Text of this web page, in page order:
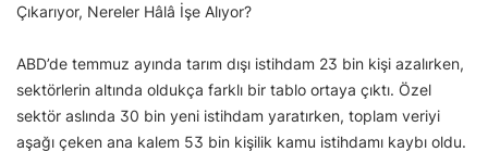
Çıkarıyor, Nereler Hâlâ İşe Alıyor?
ABD’de temmuz ayında tarım dışı istihdam 23 bin kişi azalırken,
sektörlerin altında oldukça farklı bir tablo ortaya çıktı. Özel
sektör aslında 30 bin yeni istihdam yaratırken, toplam veriyi
aşağı çeken ana kalem 53 bin kişilik kamu istihdamı kaybı oldu.